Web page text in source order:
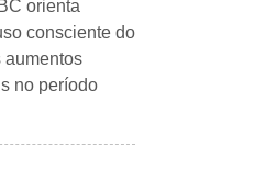
orienta
consciente do
aumentos
no período